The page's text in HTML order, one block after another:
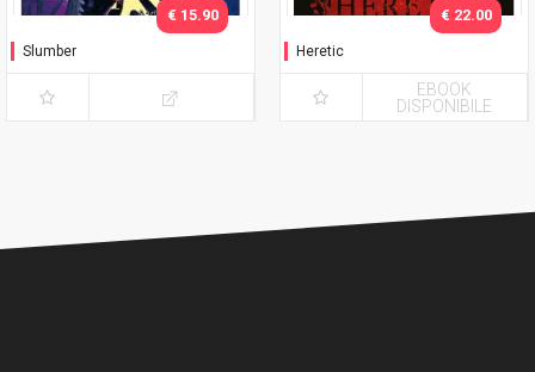
Slumber
€ 15.90
Heretic
€ 22.00
EBOOK
DISPONIBILE